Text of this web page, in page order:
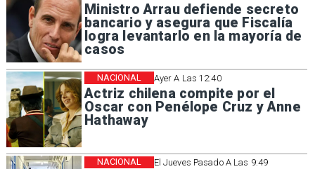
Ministro Arrau defiende secreto
bancario y asegura que Fiscalía
logra levantarlo en la mayoría de
casos
Ayer A Las 12:40
Actriz chilena compite por el
Oscar con Penélope Cruz y Anne
Hathaway
NACIONAL
El Jueves Pasado A Las 9:49
NACIONAL